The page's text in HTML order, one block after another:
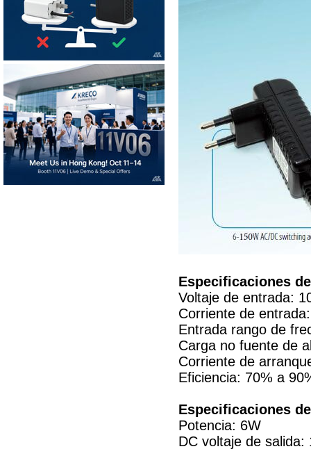
Especificaciones
Voltaje de entrada:
Corriente de
Entrada rango de
Carga no fuente de
Corriente de
Eficiencia: 70% a
Especificaciones
Potencia: 6W
DC voltaje de salida: